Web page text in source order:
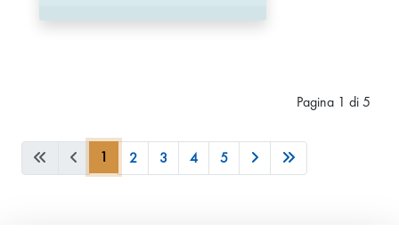
Pagina 1 di 5
1 2 3 4 5